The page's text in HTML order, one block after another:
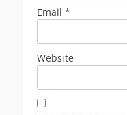
Email *
Website